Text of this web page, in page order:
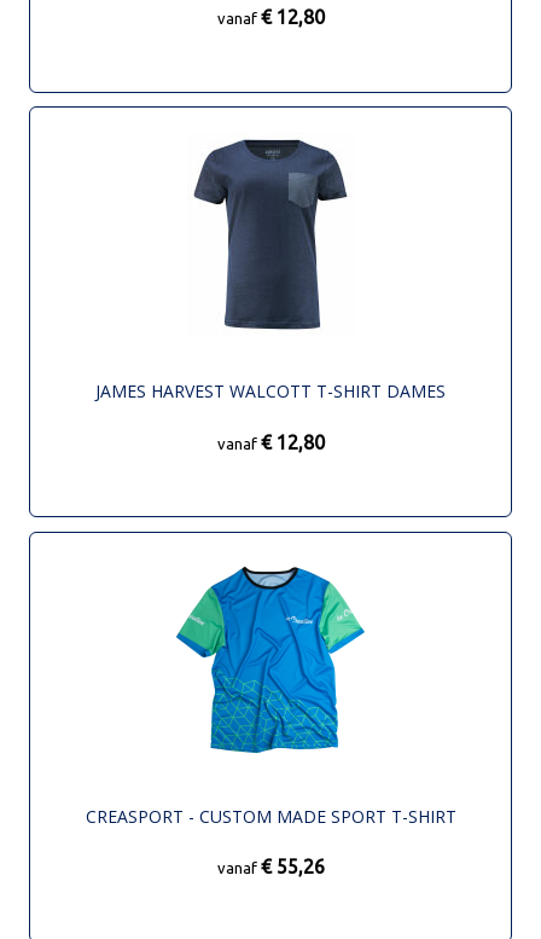
vanaf € 12,80
JAMES HARVEST WALCOTT T-SHIRT DAMES
vanaf € 12,80
CREASPORT - CUSTOM MADE SPORT T-SHIRT
vanaf € 55,26